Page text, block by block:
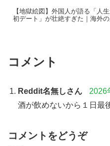
【地獄絵図】外国人が語る「人
初デート」が壮絶すぎた｜海外
コメント
Reddit名無しさん
2026
酒が飲めないから１日最
コメントをどうぞ